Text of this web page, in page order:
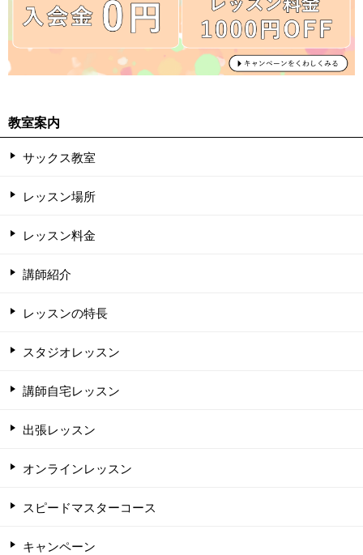
教室案内
サックス教室
レッスン場所
レッスン料金
講師紹介
レッスンの特長
スタジオレッスン
講師自宅レッスン
出張レッスン
オンラインレッスン
スピードマスターコース
キャンペーン